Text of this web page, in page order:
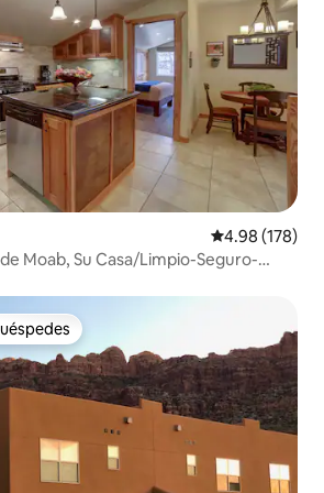
Calificación
4.98 (178)
Moab, Su Casa/Limpio-Seguro-
preferido